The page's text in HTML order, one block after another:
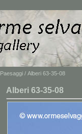
Paesaggi / Alberi 63-35-08
Alberi 63-35-08